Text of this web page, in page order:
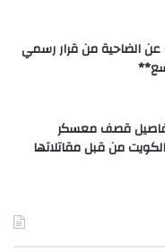
عن الضاحية من قرار رسمي
قصف معسكر
من قبل مقاتلاتها